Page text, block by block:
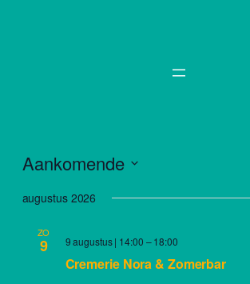
Aankomende
een
augustus 2026
ZO
9 9 augustus | 14:00 –18:00
Cremerie Nora & Zomerbar